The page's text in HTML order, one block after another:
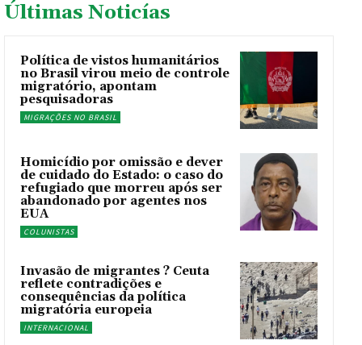
Últimas Noticías
Política de vistos humanitários
no Brasil virou meio de controle
migratório, apontam
pesquisadoras
MIGRAÇÕES NO BRASIL
Homicídio por omissão e dever
de cuidado do Estado: o caso do
refugiado que morreu após ser
abandonado por agentes nos
EUA
COLUNISTAS
Invasão de migrantes ? Ceuta
reflete contradições e
consequências da política
migratória europeia
INTERNACIONAL